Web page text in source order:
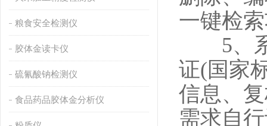
粮食安全检测仪
胶体金读卡仪
硫氰酸钠检测仪
食品药品胶体金分析仪
一键检
5、系
证(国家
信息、
需求自